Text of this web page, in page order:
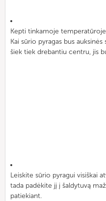
Kepti tinkamoje
Kai sūrio pyragas bus
šiek tiek drebantiu centru, jis
Leiskite sūrio pyragui visiškai
tada padėkite jį į šaldytuvą
patiekiant.